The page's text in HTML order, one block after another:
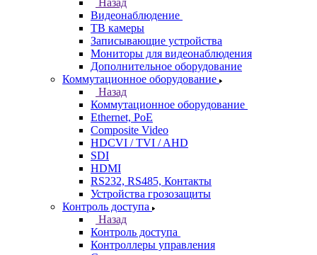
Назад
Видеонаблюдение
ТВ камеры
Записывающие устройства
Мониторы для видеонаблюдения
Дополнительное оборудование
Коммутационное оборудование
Назад
Коммутационное оборудование
Ethernet, PoE
Composite Video
HDCVI / TVI / AHD
SDI
HDMI
RS232, RS485, Контакты
Устройства грозозащиты
Контроль доступа
Назад
Контроль доступа
Контроллеры управления